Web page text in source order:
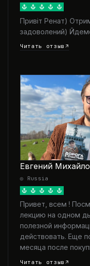
Привіт Ренат)
задоволений)
Читать отзыв
Евгений
◎ Russia
Привет, всем !
лекцию на одном
полезной
действовать. Еще
месяца после
Читать отзыв